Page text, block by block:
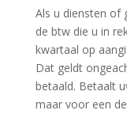
Als u diensten of
de btw die u in
kwartaal op
Dat geldt
betaald. Betaalt
maar voor een